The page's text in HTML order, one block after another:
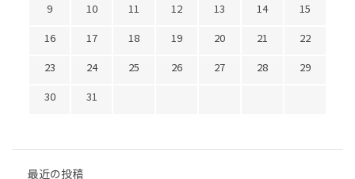
9
10 11 12 13 14
15
16
17 18 19 20 21
22
23
24 25 26 27 28
29
30
31
最近の投稿